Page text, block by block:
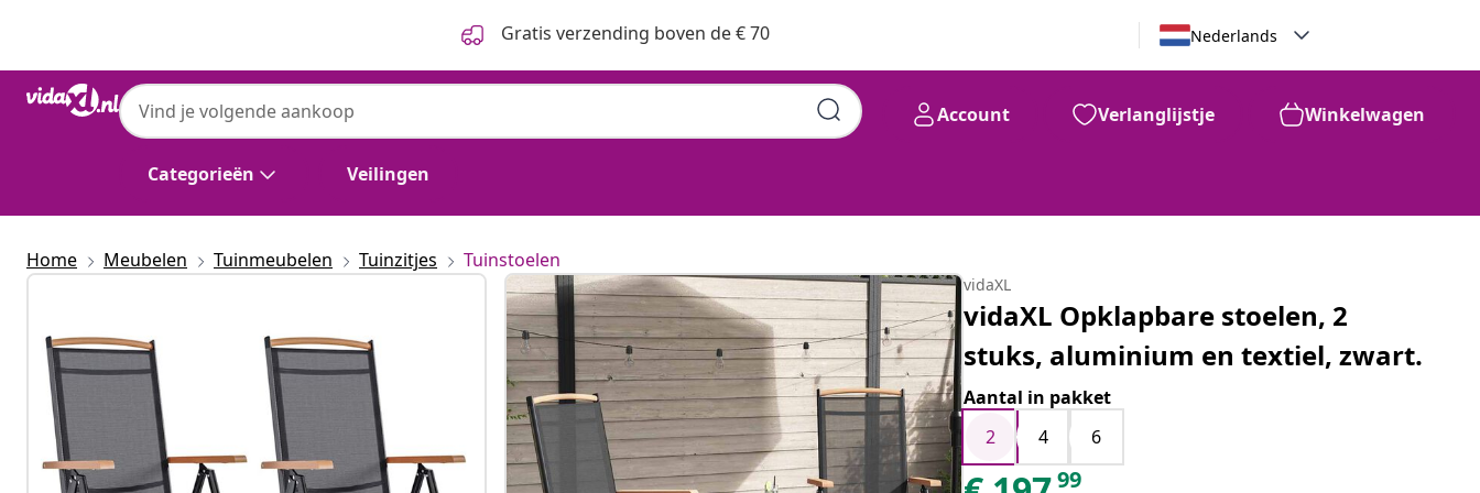
Gratis verzending boven de € 70 Nederlands
Categorieën Veilingen
Account Verlanglijstje Winkelwagen
Home Meubelen Tuinmeubelen Tuinzitjes Tuinstoelen
vidaXL
vidaXL Opklapbare stoelen, 2
stuks, aluminium en textiel, zwart.
Aantal in pakket
2
4 6
99